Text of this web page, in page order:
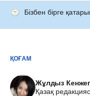
Бізбен бірге
ҚОҒАМ
Жұлдыз
Қазақ